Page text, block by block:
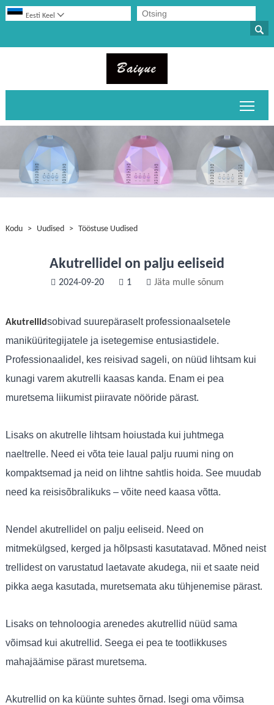

Eesti Keel 
Kodu > Uudised > Tööstuse Uudised
Akutrellidel on palju eeliseid
2024-09-20 1 Jäta mulle sõnum
Akutrellidsobivad suurepäraselt professionaalsetele
maniküüritegijatele ja isetegemise entusiastidele.
Professionaalidel, kes reisivad sageli, on nüüd lihtsam kui
kunagi varem akutrelli kaasas kanda. Enam ei pea
muretsema liikumist piiravate nööride pärast.
Lisaks on akutrelle lihtsam hoiustada kui juhtmega
naeltrelle. Need ei võta teie laual palju ruumi ning on
kompaktsemad ja neid on lihtne sahtlis hoida. See muudab
need ka reisisõbralikuks – võite need kaasa võtta.
Nendel akutrellidel on palju eeliseid. Need on
mitmekülgsed, kerged ja hõlpsasti kasutatavad. Mõned neist
trellidest on varustatud laetavate akudega, nii et saate neid
pikka aega kasutada, muretsemata aku tühjenemise pärast.
Lisaks on tehnoloogia arenedes akutrellid nüüd sama
võimsad kui akutrellid. Seega ei pea te tootlikkuses
mahajäämise pärast muretsema.
Akutrellid on ka küünte suhtes õrnad. Isegi oma võimsa